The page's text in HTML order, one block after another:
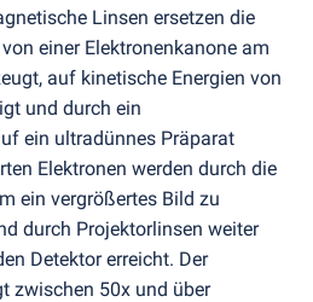
Linsen ersetzen die
einer Elektronenkanone am
auf kinetische Energien von
und durch ein
ein ultradünnes Präparat
Elektronen werden durch die
ein vergrößertes Bild zu
durch Projektorlinsen weiter
Detektor erreicht. Der
zwischen 50x und über